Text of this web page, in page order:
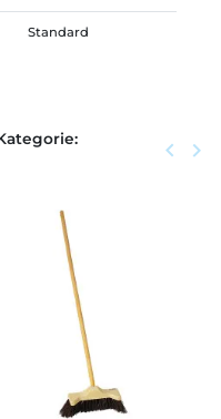
Standard
Zurück
keyboard_arrow_left keyboard_arrow_right